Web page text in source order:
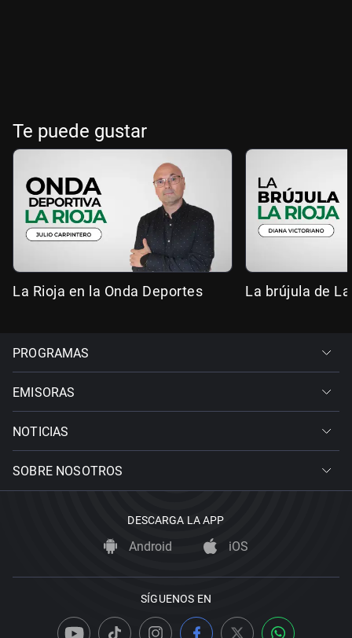
Te puede gustar
La Rioja en la Onda Deportes La brújula de
PROGRAMAS
EMISORAS
NOTICIAS
SOBRE NOSOTROS
DESCARGA LA APP
Android iOS
SÍGUENOS EN